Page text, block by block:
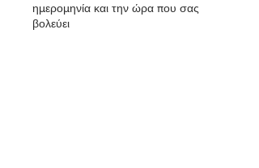
ημερομηνία και την ώρα που σας
βολεύει